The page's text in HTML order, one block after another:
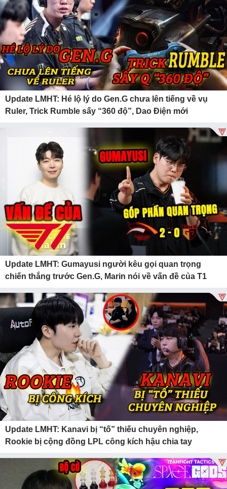
Update LMHT: Hé lộ lý do Gen.G chưa lên tiếng về vụ
Ruler, Trick Rumble sấy “360 độ”, Dao Điện mới
Update LMHT: Gumayusi người kêu gọi quan trọng
chiến thắng trước Gen.G, Marin nói về vấn đề của T1
Update LMHT: Kanavi bị “tố” thiếu chuyên nghiệp,
Rookie bị cộng đồng LPL công kích hậu chia tay